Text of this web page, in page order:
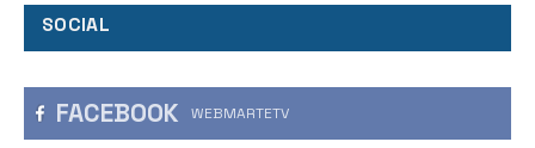
SOCIAL
FACEBOOK WEBMARTETV